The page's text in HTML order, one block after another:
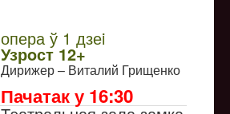
опера ў 1 дзеi
Узрoст 12+
Дирижер – Виталий Грищенко
Пачатак у 16:30